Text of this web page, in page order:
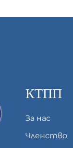
КТПП
За нас
Членство